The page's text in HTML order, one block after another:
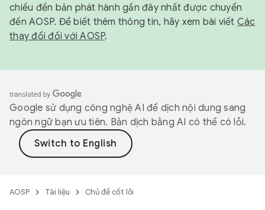
chiếu đến bản phát hành gần đây nhất được chuyển
đến AOSP. Để biết thêm thông tin, hãy xem bài viết Các
thay đổi đối với AOSP.
Google sử dụng công nghệ AI để dịch nội dung sang
ngôn ngữ bạn ưu tiên. Bản dịch bằng AI có thể có lỗi.
AOSP Tài liệu Chủ đề cốt lõi